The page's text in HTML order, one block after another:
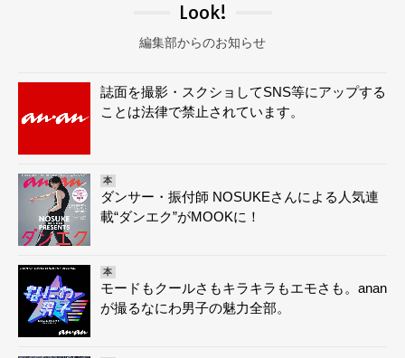
Look!
編集部からのお知らせ
誌面を撮影・スクショしてSNS等にアップする
ことは法律で禁止されています。
本
ダンサー・振付師 NOSUKEさんによる人気連
載“ダンエク”がMOOKに！
本
モードもクールさもキラキラもエモさも。anan
が撮るなにわ男子の魅力全部。